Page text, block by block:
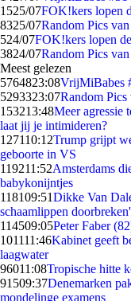
1525/07FOK!kers lopen
8325/07Random Pics
524/07FOK!kers lopen
3824/07Random Pics
Meest gelezen
5764823:08VrijMiBabes
5293323:07Random
153213:48Meer agressie
laat jij je intimideren?
127110:12Trump grijpt
geboorte in VS
119211:52Amsterdams
babykonijntjes
118109:51Dikke Van
schaamlippen doorbreken'
114509:05Peter Faber
101111:46Kabinet geeft
laagwater
96011:08Tropische hitte
91509:37Denemarken
mondelinge examens